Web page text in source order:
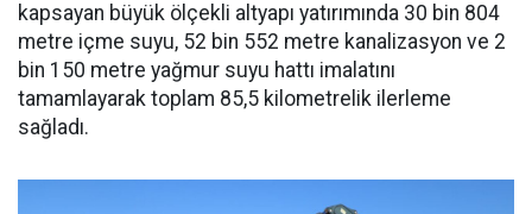
kapsayan büyük ölçekli altyapı yatırımında 30 bin 804
metre içme suyu, 52 bin 552 metre kanalizasyon ve 2
bin 150 metre yağmur suyu hattı imalatını
tamamlayarak toplam 85,5 kilometrelik ilerleme
sağladı.